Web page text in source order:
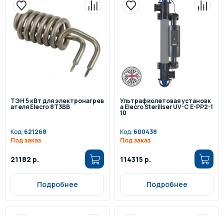
ТЭН 5 кВт для электронагрев
ателя Elecro 8Т3BB
Код: 621268
Под заказ
21182 р.
Подробнее
Ультрафиолетовая установк
а Elecro Steriliser UV-C E-PP2-1
10
Код: 600438
Под заказ
114315 р.
Подробнее